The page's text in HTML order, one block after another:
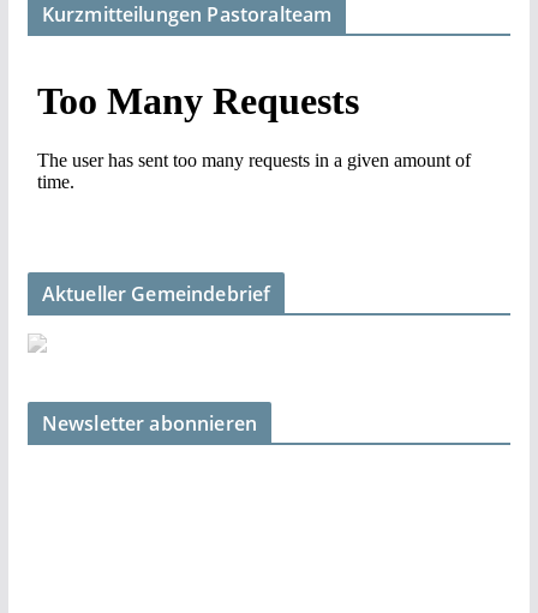
Kurzmitteilungen Pastoralteam
Aktueller Gemeindebrief
Newsletter abonnieren